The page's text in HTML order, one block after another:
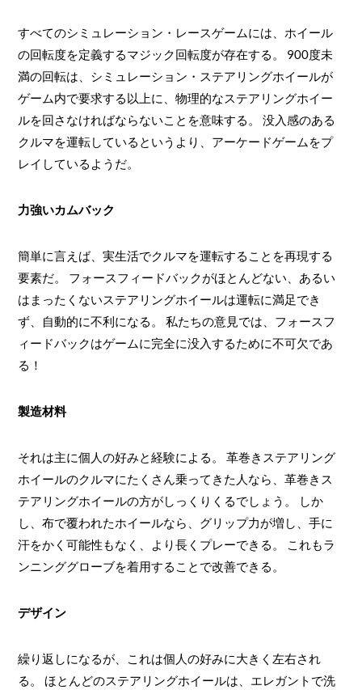
すべてのシミュレーション・レースゲームには、ホイール
の回転度を定義するマジック回転度が存在する。 900度未
満の回転は、シミュレーション・ステアリングホイールが
ゲーム内で要求する以上に、物理的なステアリングホイー
ルを回さなければならないことを意味する。 没入感のある
クルマを運転しているというより、アーケードゲームをプ
レイしているようだ。
力強いカムバック
簡単に言えば、実生活でクルマを運転することを再現する
要素だ。 フォースフィードバックがほとんどない、あるい
はまったくないステアリングホイールは運転に満足でき
ず、自動的に不利になる。 私たちの意見では、フォースフ
ィードバックはゲームに完全に没入するために不可欠であ
る！
製造材料
それは主に個人の好みと経験による。 革巻きステアリング
ホイールのクルマにたくさん乗ってきた人なら、革巻きス
テアリングホイールの方がしっくりくるでしょう。 しか
し、布で覆われたホイールなら、グリップ力が増し、手に
汗をかく可能性もなく、より長くプレーできる。 これもラ
ンニンググローブを着用することで改善できる。
デザイン
繰り返しになるが、これは個人の好みに大きく左右され
る。 ほとんどのステアリングホイールは、エレガントで洗